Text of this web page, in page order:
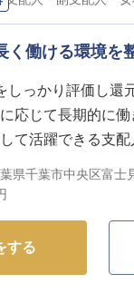
く働ける環境を
しっかり評価し還
応じて長期的に
て活躍できる支
あるポジション
元の食材を豊富に
県千葉市中央区富士
する